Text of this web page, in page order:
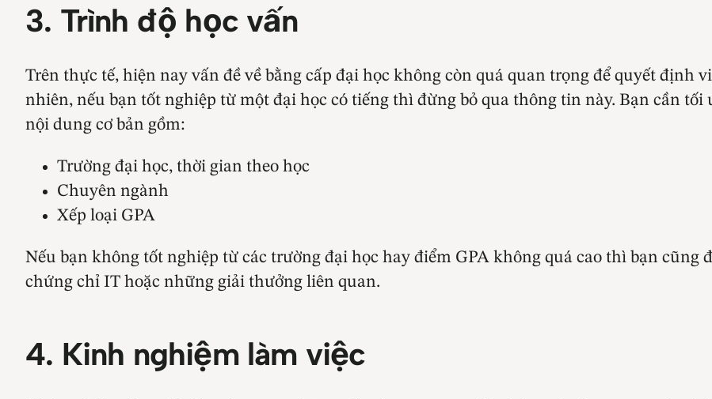
3. Trình độ học vấn
Trên thực tế, hiện nay vấn đề về bằng cấp đại học không còn quá quan trọng để quyết định
nhiên, nếu bạn tốt nghiệp từ một đại học có tiếng thì đừng bỏ qua thông tin này. Bạn cần
nội dung cơ bản gồm:
Trường đại học, thời gian theo học
Chuyên ngành
Xếp loại GPA
Nếu bạn không tốt nghiệp từ các trường đại học hay điểm GPA không quá cao thì bạn cũng
chứng chỉ IT hoặc những giải thưởng liên quan.
4. Kinh nghiệm làm việc